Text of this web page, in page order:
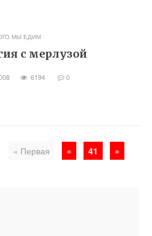
МЫ ЕДИМ
с мерлузой
6194 0
« Первая « 41 »